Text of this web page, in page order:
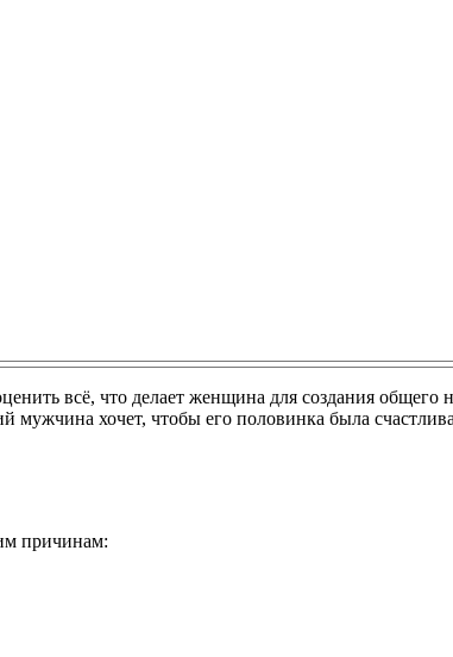
всё, что делает женщина для создания общего
мужчина хочет, чтобы его половинка была
причинам: